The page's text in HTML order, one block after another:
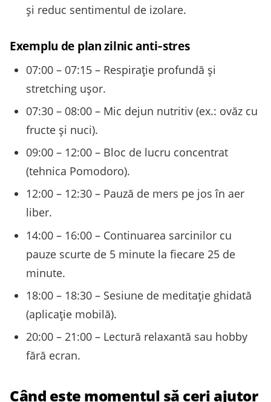
și reduc sentimentul de izolare.
Exemplu de plan zilnic anti‑stres
07:00 – 07:15 – Respirație profundă și
stretching ușor.
07:30 – 08:00 – Mic dejun nutritiv (ex.: ovăz cu
fructe și nuci).
09:00 – 12:00 – Bloc de lucru concentrat
(tehnica Pomodoro).
12:00 – 12:30 – Pauză de mers pe jos în aer
liber.
14:00 – 16:00 – Continuarea sarcinilor cu
pauze scurte de 5 minute la fiecare 25 de
minute.
18:00 – 18:30 – Sesiune de meditație ghidată
(aplicație mobilă).
20:00 – 21:00 – Lectură relaxantă sau hobby
fără ecran.
Când este momentul să ceri ajutor